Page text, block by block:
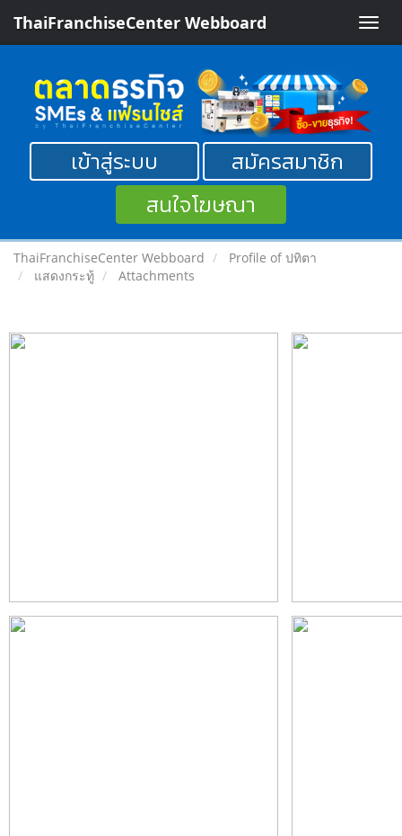
Toggle
ThaiFranchiseCenter Webboard
เข้าสู่ระบบ
สมัครสมาชิก
สนใจโฆษณา
ThaiFranchiseCenter Webboard
Profile of ปทิตา
แสดงกระทู้
Attachments